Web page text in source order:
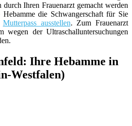
Ihren Frauenarzt gemacht werden
die Schwangerschaft für Sie
Mutterpass ausstellen. Zum Frauenarzt
wegen der Ultraschalluntersuchungen
Ihre Hebamme in
Westfalen)